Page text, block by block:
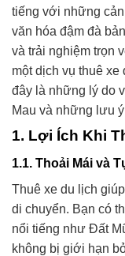
tiếng với những
văn hóa đậm đà
và trải nghiệm trọn
một dịch vụ thuê
đây là những lý do
Mau và những lưu
1. Lợi Ích Khi
1.1. Thoải Mái và
Thuê xe du lịch
di chuyển. Bạn có
nổi tiếng như Đất
không bị giới hạn